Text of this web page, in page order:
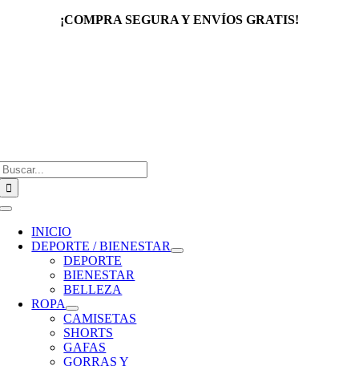
¡COMPRA SEGURA Y ENVÍOS GRATIS!
Toggle
Navigation
INICIO
DEPORTE / BIENESTAR
DEPORTE
BIENESTAR
BELLEZA
ROPA
CAMISETAS
SHORTS
GAFAS
GORRAS Y